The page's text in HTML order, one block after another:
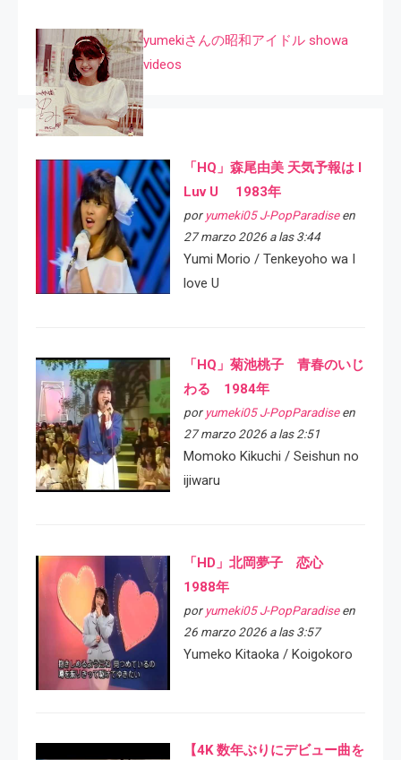
yumekiさんの昭和アイドル showa
videos
「HQ」森尾由美 天気予報は I
Luv U 1983年
por yumeki05 J-PopParadiseen
27 marzo 2026 a las 3:44
Yumi Morio / Tenkeyoho wa I
love U
「HQ」菊池桃子 青春のいじ
わる 1984年
por yumeki05 J-PopParadiseen
27 marzo 2026 a las 2:51
Momoko Kikuchi / Seishun no
ijiwaru
「HD」北岡夢子 恋心
1988年
por yumeki05 J-PopParadiseen
26 marzo 2026 a las 3:57
Yumeko Kitaoka / Koigokoro
【4K 数年ぶりにデビュー曲を